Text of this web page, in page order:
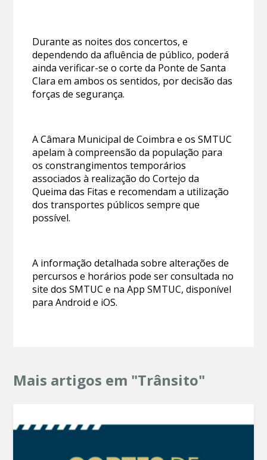
Durante as noites dos concertos, e
dependendo da afluência de público, poderá
ainda verificar-se o corte da Ponte de Santa
Clara em ambos os sentidos, por decisão das
forças de segurança.
A Câmara Municipal de Coimbra e os SMTUC
apelam à compreensão da população para
os constrangimentos temporários
associados à realização do Cortejo da
Queima das Fitas e recomendam a utilização
dos transportes públicos sempre que
possível.
A informação detalhada sobre alterações de
percursos e horários pode ser consultada no
site dos SMTUC e na App SMTUC, disponível
para Android e iOS.
Mais artigos em "Trânsito"